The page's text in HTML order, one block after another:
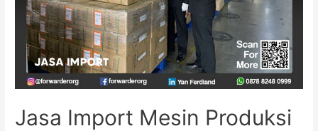
Jasa Import Mesin Produksi